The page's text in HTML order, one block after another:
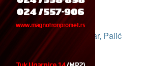
Venue:
Aloha Beach Bar, Palić
Categories: